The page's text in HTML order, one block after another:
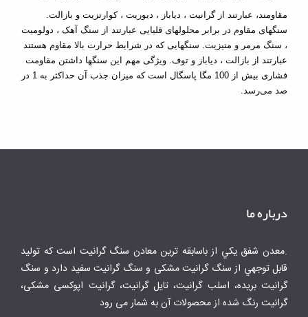
مقاومند، عبارتند از گرانیت ، دیاباز ، دیوریت ، کوارتزیت و بازالت.
سنگهای مقاوم در برابر محلولهای قلیایی عبارتند از سنگ آهک ، دولومیت
، سنگ مرمر و منیزیت. سنگهایی که در شرایط حرارت بالا مقاوم هستند
عبارتند از بازالت ، دیاباز و توف. ویژگی مهم این سنگها داشتن مقاومت
فشاری بیش از 100 مگا پاسگال است که میزان جذب آن حداکثر به 1 در
صد می‌رسد.
درباره ما
.معدن شفق يكي از باسابقه ترين معادن سنگ گرانيت است كه توليد
قابل توجهي از سنگ گرانیت مشکی و سنگ گرانیت سفید دارد و سنگ
گرانیت بریده، اسلب گرانیت، تایل گرانیت، گرانیت اپوکسی مشکی،
گرانیت رنگ شده از محصولات آن به شمار می رود